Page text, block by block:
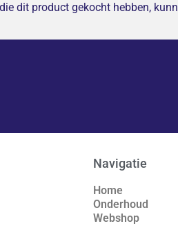
dit product gekocht hebben,
Navigatie
Home
Onderhoud
Webshop